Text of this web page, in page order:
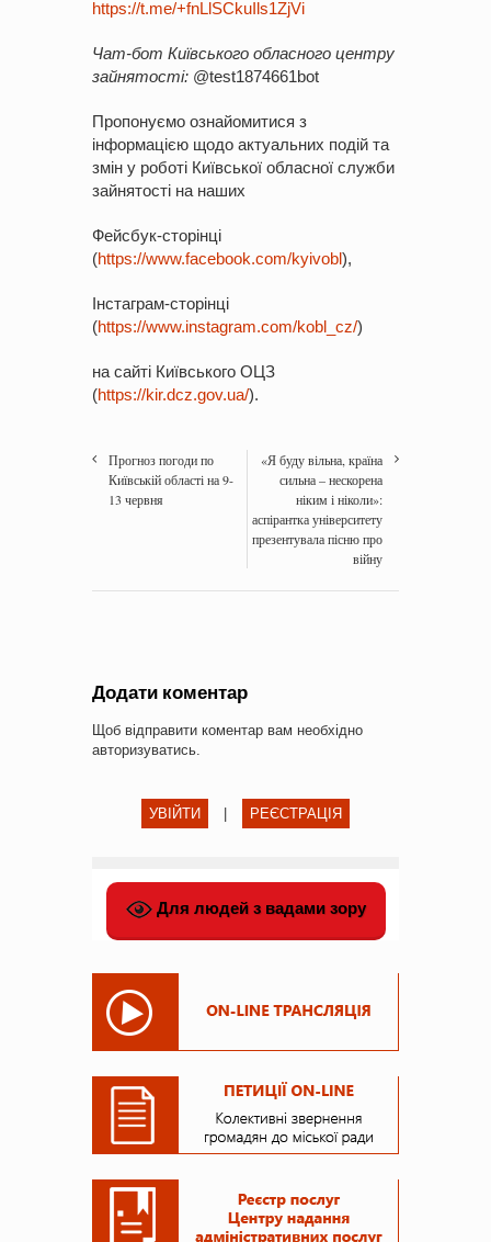
https://t.me/+fnLlSCkuIls1ZjVi
Чат-бот Київського обласного центру
зайнятості: @test1874661bot
Пропонуємо ознайомитися з
інформацією щодо актуальних подій та
змін у роботі Київської обласної служби
зайнятості на наших
Фейсбук-сторінці
(https://www.facebook.com/kyivobl),
Інстаграм-сторінці
(https://www.instagram.com/kobl_cz/)
на сайті Київського ОЦЗ
(https://kir.dcz.gov.ua/).
Прогноз погоди по
Київській області на 9-
13 червня
«Я буду вільна, країна
сильна – нескорена
ніким і ніколи»:
аспірантка університету
презентувала пісню про
війну
Додати коментар
Щоб відправити коментар вам необхідно
авторизуватись
УВІЙТИ | РЕЄСТРАЦІЯ
Для людей з вадами зору